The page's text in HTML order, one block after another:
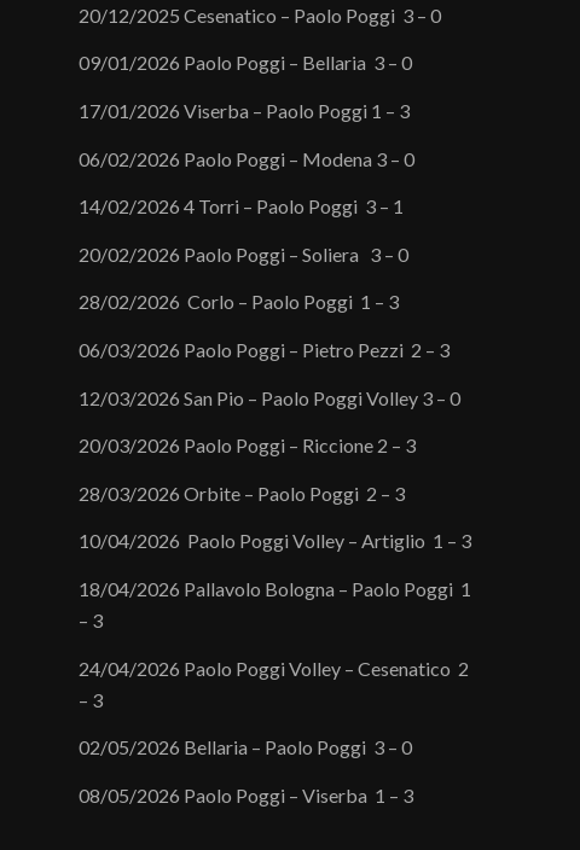
20/12/2025 Cesenatico – Paolo Poggi 3 – 0
09/01/2026 Paolo Poggi – Bellaria 3 – 0
17/01/2026 Viserba – Paolo Poggi 1 – 3
06/02/2026 Paolo Poggi – Modena 3 – 0
14/02/2026 4 Torri – Paolo Poggi 3 – 1
20/02/2026 Paolo Poggi – Soliera 3 – 0
28/02/2026 Corlo – Paolo Poggi 1 – 3
06/03/2026 Paolo Poggi – Pietro Pezzi 2 – 3
12/03/2026 San Pio – Paolo Poggi Volley 3 – 0
20/03/2026 Paolo Poggi – Riccione 2 – 3
28/03/2026 Orbite – Paolo Poggi 2 – 3
10/04/2026 Paolo Poggi Volley – Artiglio 1 – 3
18/04/2026 Pallavolo Bologna – Paolo Poggi 1
– 3
24/04/2026 Paolo Poggi Volley – Cesenatico 2
– 3
02/05/2026 Bellaria – Paolo Poggi 3 – 0
08/05/2026 Paolo Poggi – Viserba 1 – 3